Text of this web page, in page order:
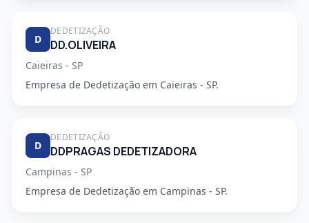
D
DEDETIZAÇÃO
DD.OLIVEIRA
Caieiras - SP
Empresa de Dedetização em Caieiras - SP.
D
DEDETIZAÇÃO
DDPRAGAS DEDETIZADORA
Campinas - SP
Empresa de Dedetização em Campinas - SP.